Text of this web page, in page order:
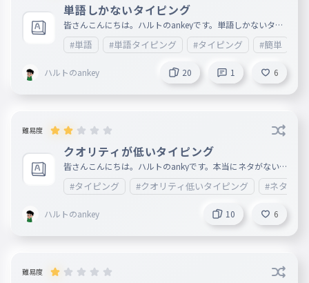
単語しかないタイピング
皆さんこんにちは。ハルトのankeyです。単語しかないタイ
ピングについてですが、単語しかありません。もう説明する
必要もありませんね。あと、急にはなりますし、関係話にな
ります。ここからは関係ない話に入ります。聞きたくなけれ
ば、説明文は見ないようおすすめします。toriproZというチ
ームを最近知りました。それで、僕は何が言いたいかという
と、僕もそのチームに入りたいけど、入れないかもしれませ
ん。理由は、引退するからです。引退したら、そのチームに
、日本語下手くそな部分があるかもしれないですが、大目に
みてください。 カレンダー 8月10日 休み 8月11日 1本投稿
する 8月12日 休み 8月13日〜20日まで 毎日1本投稿 8月21
日〜8月25日 休み 8月26日〜9月2日 投稿する。
#単語 #単語タイピング #タイピング #簡単
ハルトのankey 20 1 6
難易度
クオリティが低いタイピング
皆さんこんにちは。ハルトのankyです。本当にネタがない
。誰か、助けてください。あと、関係ない話に入りますが、
僕は、タイパー所属してません。どこにも。あと、言いたい
ことは、「本当にこんな道で正解だったのか、引退してよか
ったのか」ってずっと考えています。しかも、不安が消えて
ない。あと、他にもありますが、これだけは言われてくださ
い。明日、投稿休ませてください。理由は、特にないですが
、休憩が欲しいです。明後日に、2本投稿しますので。明々
#タイピング #クオリティ低いタイピング #ネタない
ハルトのankey 10 6
難易度